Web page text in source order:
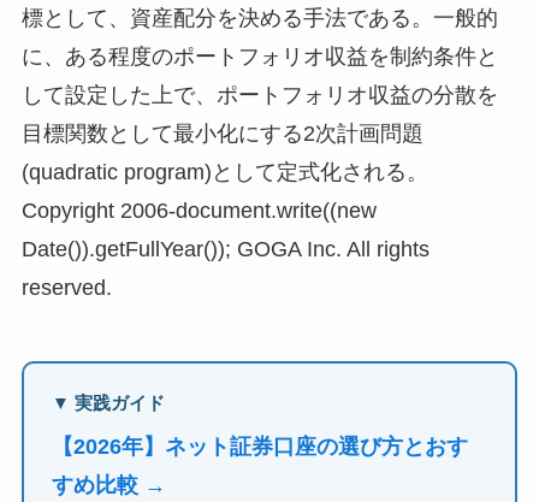
標として、資産配分を決める手法である。一般的
に、ある程度のポートフォリオ収益を制約条件と
して設定した上で、ポートフォリオ収益の分散を
目標関数として最小化にする2次計画問題
(quadratic program)として定式化される。
Copyright 2006-document.write((new
Date()).getFullYear()); GOGA Inc. All rights
reserved.
▼ 実践ガイド
【2026年】ネット証券口座の選び方とおす
すめ比較 →